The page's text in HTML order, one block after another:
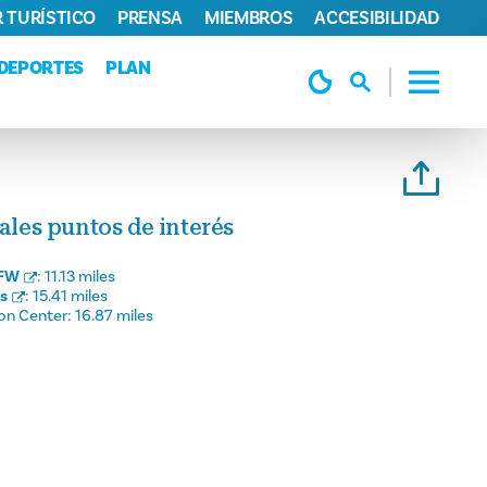
PLAN
TURÍSTICO PRENSA MIEMBROS ACCESIBILIDAD
puntos de interés
: 11.13 miles
: 15.41 miles
Center: 16.87 miles